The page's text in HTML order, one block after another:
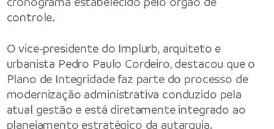
controle.
O vice-presidente do Implurb, arquiteto e
urbanista Pedro Paulo Cordeiro, destacou que o
Plano de Integridade faz parte do processo de
modernização administrativa conduzido pela
atual gestão e está diretamente integrado ao
planejamento estratégico da autarquia.